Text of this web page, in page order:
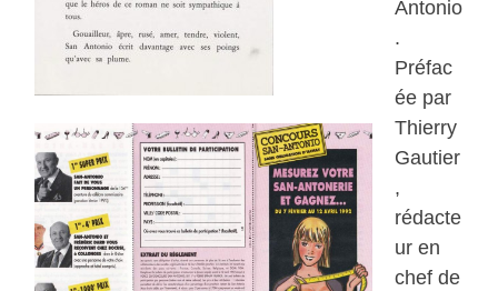
Antonio
.
Préfac
ée par
Thierry
Gautier
,
rédacte
ur en
chef de